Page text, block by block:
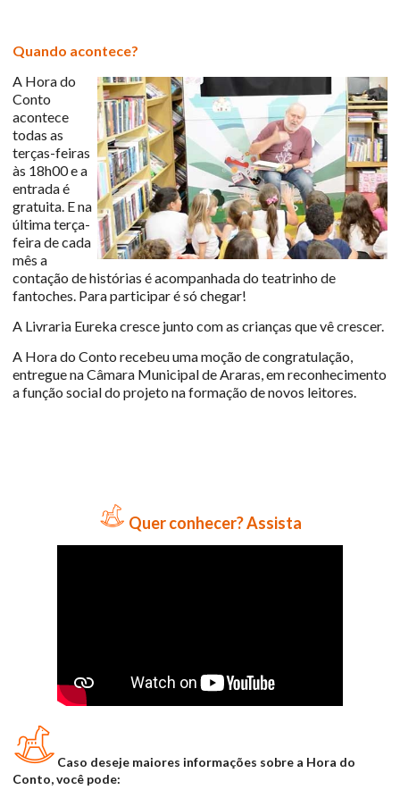
Quando acontece?
A Hora do
Conto
acontece
todas as
terças-feiras
às 18h00 e a
entrada é
gratuita. E na
última terça-
feira de cada
mês a
contação de histórias é acompanhada do teatrinho de
fantoches. Para participar é só chegar!
A Livraria Eureka cresce junto com as crianças que vê crescer.
A Hora do Conto recebeu uma moção de congratulação,
entregue na Câmara Municipal de Araras, em reconhecimento
a função social do projeto na formação de novos leitores.
Quer conhecer? Assista
Caso deseje maiores informações sobre a Hora do
Conto, você pode: